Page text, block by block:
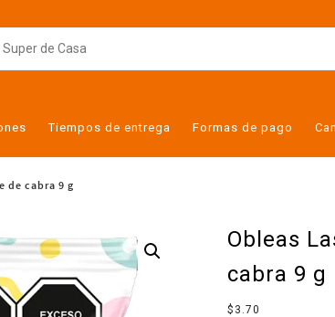
Tiempos de entrega Formas de pago
de cabra 9 g
Obleas
cabra 9 g
$ 3.70